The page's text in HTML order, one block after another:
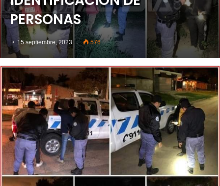
PERSONAS
15 septiembre, 2023 576